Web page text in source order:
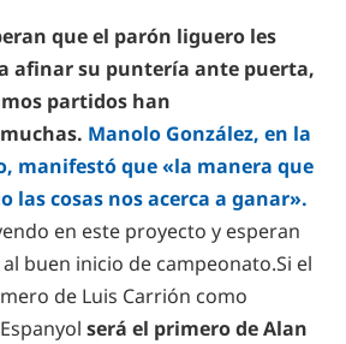
que el parón liguero les
afinar su puntería ante puerta,
partidos han
Manolo González, en la
manifestó que «la manera que
las cosas nos acerca a ganar».
en este proyecto y esperan
buen inicio de campeonato.Si el
de Luis Carrión como
será el primero de Alan